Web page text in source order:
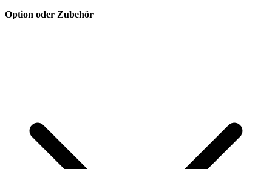
Option oder Zubehör